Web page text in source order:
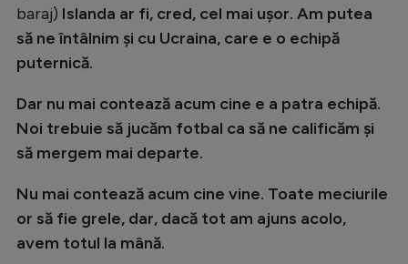
baraj) Islanda ar fi, cred, cel mai ușor. Am putea
să ne întâlnim și cu Ucraina, care e o echipă
puternică.
Dar nu mai contează acum cine e a patra echipă.
Noi trebuie să jucăm fotbal ca să ne calificăm și
să mergem mai departe.
Nu mai contează acum cine vine. Toate meciurile
or să fie grele, dar, dacă tot am ajuns acolo,
avem totul la mână.